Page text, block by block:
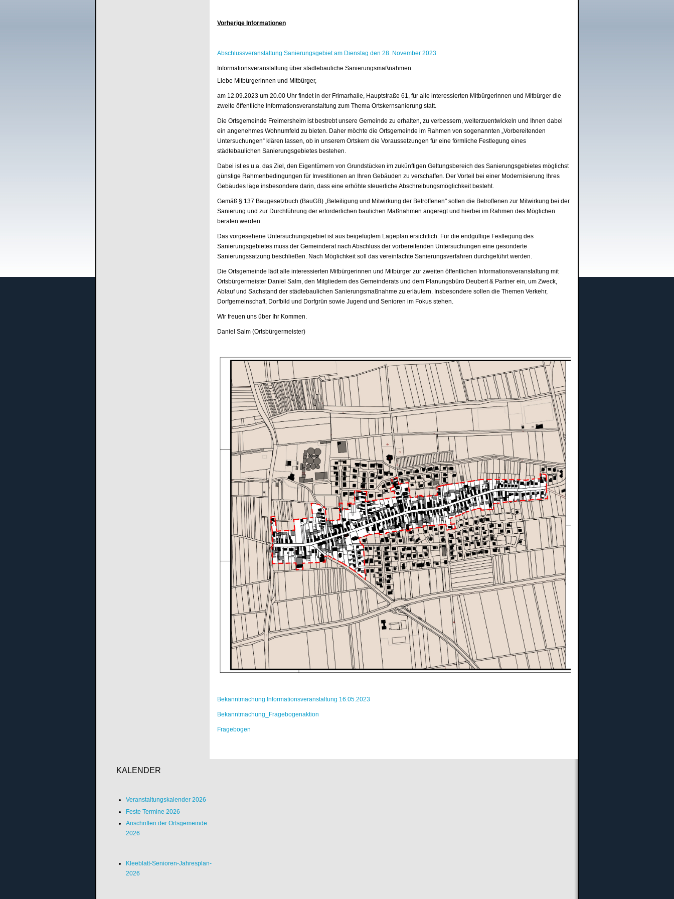
Vorherige Informationen
Abschlussveranstaltung Sanierungsgebiet am Dienstag den 28. November 2023
Informationsveranstaltung über städtebauliche Sanierungsmaßnahmen
Liebe Mitbürgerinnen und Mitbürger,
am 12.09.2023 um 20.00 Uhr findet in der Frimarhalle, Hauptstraße 61, für alle interessierten Mitbürgerinnen und Mitbürger die
zweite öffentliche Informationsveranstaltung zum Thema Ortskernsanierung statt.
Die Ortsgemeinde Freimersheim ist bestrebt unsere Gemeinde zu erhalten, zu verbessern, weiterzuentwickeln und Ihnen dabei
ein angenehmes Wohnumfeld zu bieten. Daher möchte die Ortsgemeinde im Rahmen von sogenannten „Vorbereitenden
Untersuchungen“ klären lassen, ob in unserem Ortskern die Voraussetzungen für eine förmliche Festlegung eines
städtebaulichen Sanierungsgebietes bestehen.
Dabei ist es u.a. das Ziel, den Eigentümern von Grundstücken im zukünftigen Geltungsbereich des Sanierungsgebietes möglichst
günstige Rahmenbedingungen für Investitionen an Ihren Gebäuden zu verschaffen. Der Vorteil bei einer Modernisierung Ihres
Gebäudes läge insbesondere darin, dass eine erhöhte steuerliche Abschreibungsmöglichkeit besteht.
Gemäß § 137 Baugesetzbuch (BauGB) „Beteiligung und Mitwirkung der Betroffenen" sollen die Betroffenen zur Mitwirkung bei der
Sanierung und zur Durchführung der erforderlichen baulichen Maßnahmen angeregt und hierbei im Rahmen des Möglichen
beraten werden.
Das vorgesehene Untersuchungsgebiet ist aus beigefügtem Lageplan ersichtlich. Für die endgültige Festlegung des
Sanierungsgebietes muss der Gemeinderat nach Abschluss der vorbereitenden Untersuchungen eine gesonderte
Sanierungssatzung beschließen. Nach Möglichkeit soll das vereinfachte Sanierungsverfahren durchgeführt werden.
Die Ortsgemeinde lädt alle interessierten Mitbürgerinnen und Mitbürger zur zweiten öffentlichen Informationsveranstaltung mit
Ortsbürgermeister Daniel Salm, den Mitgliedern des Gemeinderats und dem Planungsbüro Deubert & Partner ein, um Zweck,
Ablauf und Sachstand der städtebaulichen Sanierungsmaßnahme zu erläutern. Insbesondere sollen die Themen Verkehr,
Dorfgemeinschaft, Dorfbild und Dorfgrün sowie Jugend und Senioren im Fokus stehen.
Wir freuen uns über Ihr Kommen.
Daniel Salm (Ortsbürgermeister)
Bekanntmachung Informationsveranstaltung 16.05.2023
Bekanntmachung_Fragebogenaktion
Fragebogen
KALENDER
Veranstaltungskalender 2026
Feste Termine 2026
Anschriften der Ortsgemeinde
2026
Kleeblatt-Senioren-Jahresplan-
2026